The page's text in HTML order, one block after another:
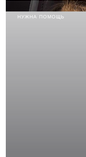
НУЖНА ПОМОЩЬ